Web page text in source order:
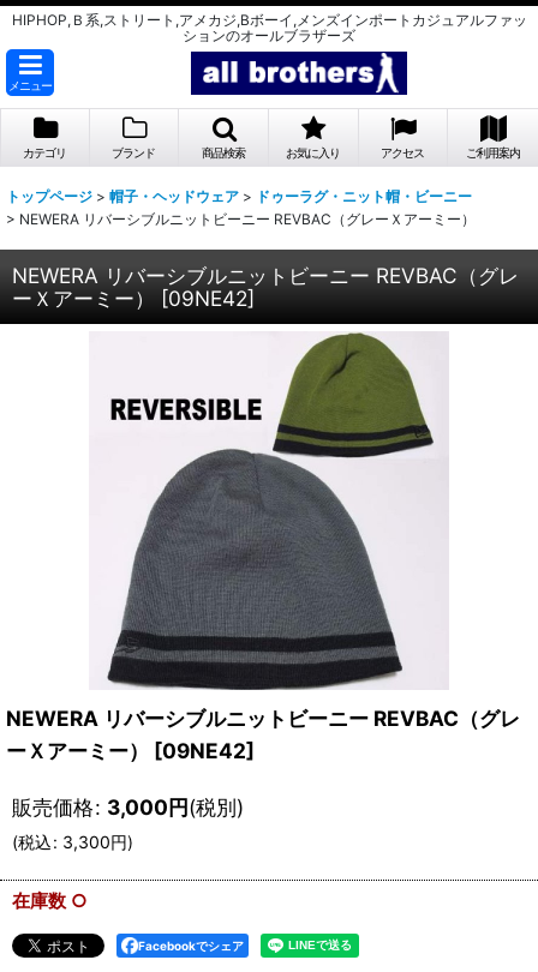
HIPHOP,Ｂ系,ストリート,アメカジ,Bボーイ,メンズインポートカジュアルファッ
ションのオールブラザーズ
メニュー
カテゴリ ブランド 商品検索 お気に入り アクセス ご利用案内
トップページ > 帽子・ヘッドウェア > ドゥーラグ・ニット帽・ビーニー
> NEWERA リバーシブルニットビーニー REVBAC（グレーＸアーミー）
NEWERA リバーシブルニットビーニー REVBAC（グレ
ーＸアーミー）
[09NE42]
NEWERA リバーシブルニットビーニー REVBAC（グレ
ーＸアーミー）
[09NE42]
販売価格: 3,000円(税別)
(税込: 3,300円)
在庫数 ○
Facebookでシェア